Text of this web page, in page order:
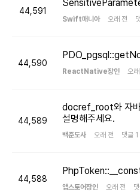
44,591
Swift매니아 오래 전
44,590
ReactNative장인 오
44,589
docref_root와 자바
설명해주세요.
백준도사 오래 전 댓글
44,588
앱스토어장인 오래 전